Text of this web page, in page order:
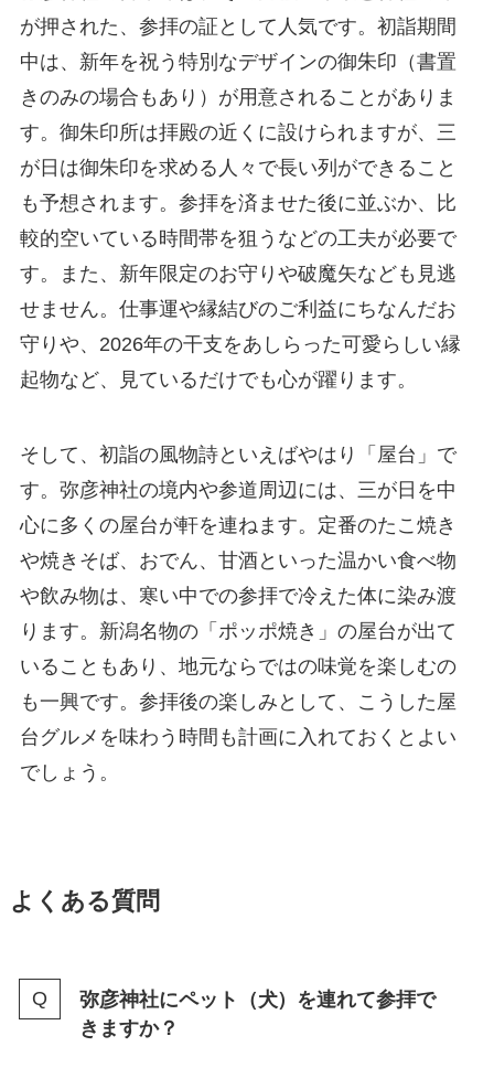
が押された、参拝の証として人気です。初詣期間
中は、新年を祝う特別なデザインの御朱印（書置
きのみの場合もあり）が用意されることがありま
す。御朱印所は拝殿の近くに設けられますが、三
が日は御朱印を求める人々で長い列ができること
も予想されます。参拝を済ませた後に並ぶか、比
較的空いている時間帯を狙うなどの工夫が必要で
す。また、新年限定のお守りや破魔矢なども見逃
せません。仕事運や縁結びのご利益にちなんだお
守りや、2026年の干支をあしらった可愛らしい縁
起物など、見ているだけでも心が躍ります。
そして、初詣の風物詩といえばやはり「屋台」で
す。弥彦神社の境内や参道周辺には、三が日を中
心に多くの屋台が軒を連ねます。定番のたこ焼き
や焼きそば、おでん、甘酒といった温かい食べ物
や飲み物は、寒い中での参拝で冷えた体に染み渡
ります。新潟名物の「ポッポ焼き」の屋台が出て
いることもあり、地元ならではの味覚を楽しむの
も一興です。参拝後の楽しみとして、こうした屋
台グルメを味わう時間も計画に入れておくとよい
でしょう。
よくある質問
弥彦神社にペット（犬）を連れて参拝で
きますか？